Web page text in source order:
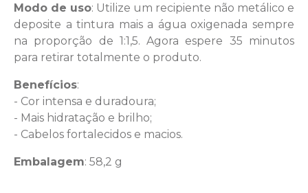
Modo de uso: Utilize um recipiente não metálico e
deposite a tintura mais a água oxigenada sempre
na proporção de 1:1,5. Agora espere 35 minutos
para retirar totalmente o produto.
Benefícios:
- Cor intensa e duradoura;
- Mais hidratação e brilho;
- Cabelos fortalecidos e macios.
Embalagem: 58,2 g